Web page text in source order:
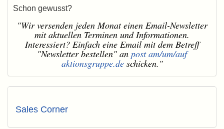
Schon gewusst?
"Wir versenden jeden Monat einen Email-Newsletter
mit aktuellen Terminen und Informationen.
Interessiert? Einfach eine Email mit dem Betreff
"Newsletter bestellen" an post am/um/auf
aktionsgruppe.deschicken."
Sales Corner